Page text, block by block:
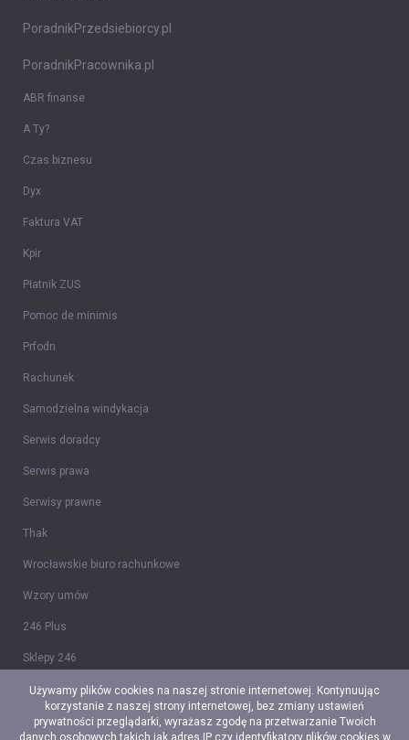
PoradnikPrzedsiebiorcy.pl
PoradnikPracownika.pl
ABR finanse
A Ty?
Czas biznesu
Dyx
Faktura VAT
Kpir
Płatnik ZUS
Pomoc de minimis
Prfodn
Rachunek
Samodzielna windykacja
Serwis doradcy
Serwis prawa
Serwisy prawne
Thak
Wrocławskie biuro rachunkowe
Wzory umów
246 Plus
Sklepy 246
Tidy CRM
Ceidg-1
Używamy plików cookies na naszej stronie internetowej. Kontynuując
korzystanie z naszej strony internetowej, bez zmiany ustawień
prywatności przeglądarki, wyrażasz zgodę na przetwarzanie Twoich
danych osobowych takich jak adres IP czy identyfikatory plików cookies w